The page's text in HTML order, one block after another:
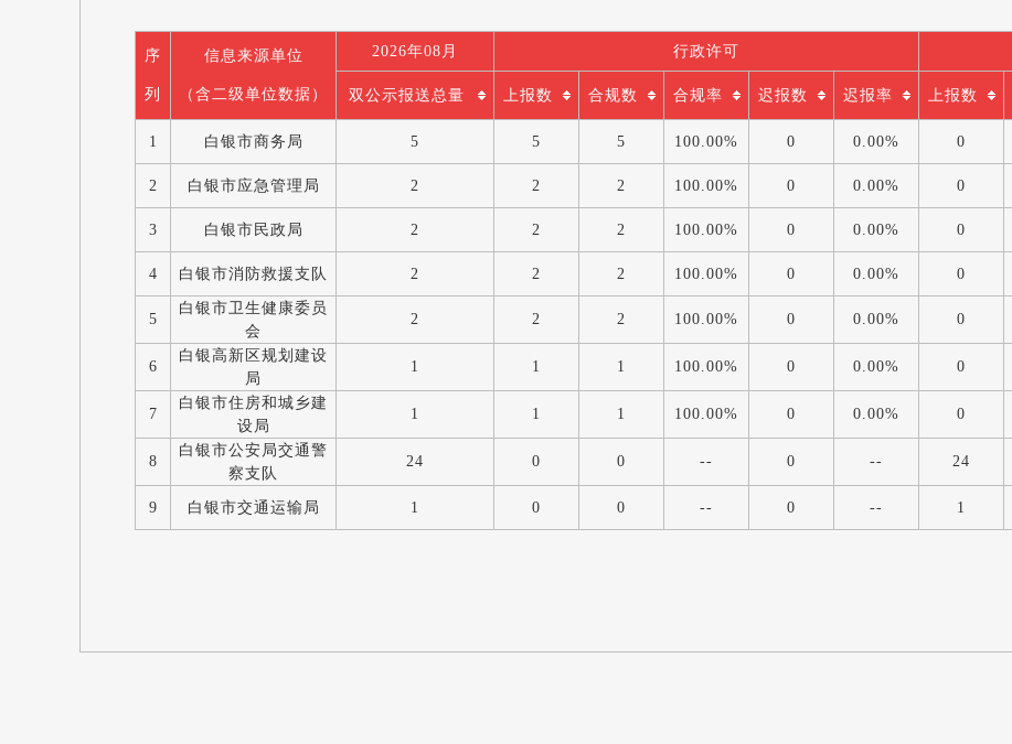
序
列
信息来源单位
（含二级单位数据）
2026年08月 行政许可
双公示报送总量 上报数 合规数 合规率 迟报数 迟报率 上报数
1 白银市商务局 5 5 5 100.00% 0 0.00% 0
2 白银市应急管理局 2 2 2 100.00% 0 0.00% 0
3 白银市民政局 2 2 2 100.00% 0 0.00% 0
4 白银市消防救援支队 2 2 2 100.00% 0 0.00% 0
5
白银市卫生健康委员
会
2 2 2 100.00% 0 0.00% 0
6
白银高新区规划建设
局
1 1 1 100.00% 0 0.00% 0
7
白银市住房和城乡建
设局
1 1 1 100.00% 0 0.00% 0
8
白银市公安局交通警
察支队
24 0 0 -- 0 -- 24
9 白银市交通运输局 1 0 0 -- 0 -- 1